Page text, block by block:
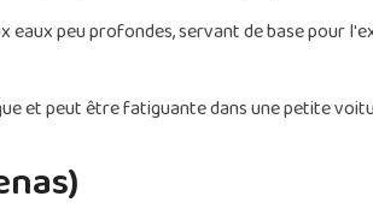
eaux peu profondes, servant de base pour
et peut être fatiguante dans une petite